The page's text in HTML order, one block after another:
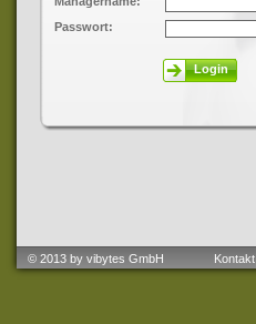
Passwort:
Login
© 2013 by vibytes GmbH Kontakt